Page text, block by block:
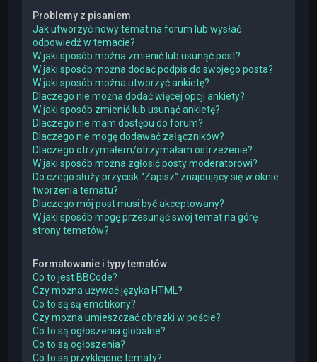
Problemy z pisaniem
Jak utworzyć nowy temat na forum lub wysłać
odpowiedź w temacie?
W jaki sposób można zmienić lub usunąć post?
W jaki sposób można dodać podpis do swojego posta?
W jaki sposób można utworzyć ankietę?
Dlaczego nie można dodać więcej opcji ankiety?
W jaki sposób zmienić lub usunąć ankietę?
Dlaczego nie mam dostępu do forum?
Dlaczego nie mogę dodawać załączników?
Dlaczego otrzymałem/otrzymałam ostrzeżenie?
W jaki sposób można zgłosić posty moderatorowi?
Do czego służy przycisk “Zapisz” znajdujący się w oknie
tworzenia tematu?
Dlaczego mój post musi być akceptowany?
W jaki sposób mogę przesunąć swój temat na górę
strony tematów?
Formatowanie i typy tematów
Co to jest BBCode?
Czy można używać języka HTML?
Co to są są emotikony?
Czy można umieszczać obrazki w poście?
Co to są ogłoszenia globalne?
Co to są ogłoszenia?
Co to są przyklejone tematy?